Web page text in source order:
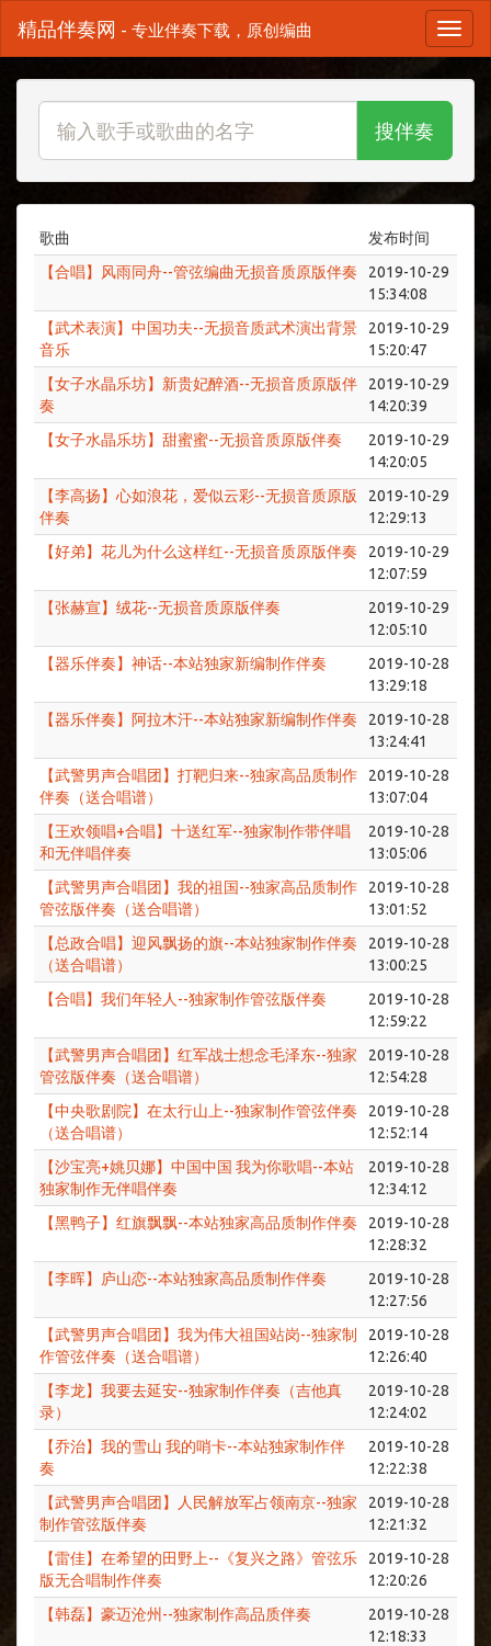
精品伴奏网 - 专业伴奏下载，原创编曲
搜伴奏
歌曲
发布时间
【合唱】风雨同舟--管弦编曲无损音质原版伴奏
2019-10-29
15:34:08
【武术表演】中国功夫--无损音质武术演出背景
音乐
2019-10-29
15:20:47
【女子水晶乐坊】新贵妃醉酒--无损音质原版伴
奏
2019-10-29
14:20:39
【女子水晶乐坊】甜蜜蜜--无损音质原版伴奏
2019-10-29
14:20:05
【李高扬】心如浪花，爱似云彩--无损音质原版
伴奏
2019-10-29
12:29:13
【好弟】花儿为什么这样红--无损音质原版伴奏
2019-10-29
12:07:59
【张赫宣】绒花--无损音质原版伴奏
2019-10-29
12:05:10
【器乐伴奏】神话--本站独家新编制作伴奏
2019-10-28
13:29:18
【器乐伴奏】阿拉木汗--本站独家新编制作伴奏
2019-10-28
13:24:41
【武警男声合唱团】打靶归来--独家高品质制作
伴奏（送合唱谱）
2019-10-28
13:07:04
【王欢领唱+合唱】十送红军--独家制作带伴唱
和无伴唱伴奏
2019-10-28
13:05:06
【武警男声合唱团】我的祖国--独家高品质制作
管弦版伴奏（送合唱谱）
2019-10-28
13:01:52
【总政合唱】迎风飘扬的旗--本站独家制作伴奏
（送合唱谱）
2019-10-28
13:00:25
【合唱】我们年轻人--独家制作管弦版伴奏
2019-10-28
12:59:22
【武警男声合唱团】红军战士想念毛泽东--独家
管弦版伴奏（送合唱谱）
2019-10-28
12:54:28
【中央歌剧院】在太行山上--独家制作管弦伴奏
（送合唱谱）
2019-10-28
12:52:14
【沙宝亮+姚贝娜】中国中国 我为你歌唱--本站
独家制作无伴唱伴奏
2019-10-28
12:34:12
【黑鸭子】红旗飘飘--本站独家高品质制作伴奏
2019-10-28
12:28:32
【李晖】庐山恋--本站独家高品质制作伴奏
2019-10-28
12:27:56
【武警男声合唱团】我为伟大祖国站岗--独家制
作管弦伴奏（送合唱谱）
2019-10-28
12:26:40
【李龙】我要去延安--独家制作伴奏（吉他真
录）
2019-10-28
12:24:02
【乔治】我的雪山 我的哨卡--本站独家制作伴
奏
2019-10-28
12:22:38
【武警男声合唱团】人民解放军占领南京--独家
制作管弦版伴奏
2019-10-28
12:21:32
【雷佳】在希望的田野上--《复兴之路》管弦乐
版无合唱制作伴奏
2019-10-28
12:20:26
【韩磊】豪迈沧州--独家制作高品质伴奏
2019-10-28
12:18:33